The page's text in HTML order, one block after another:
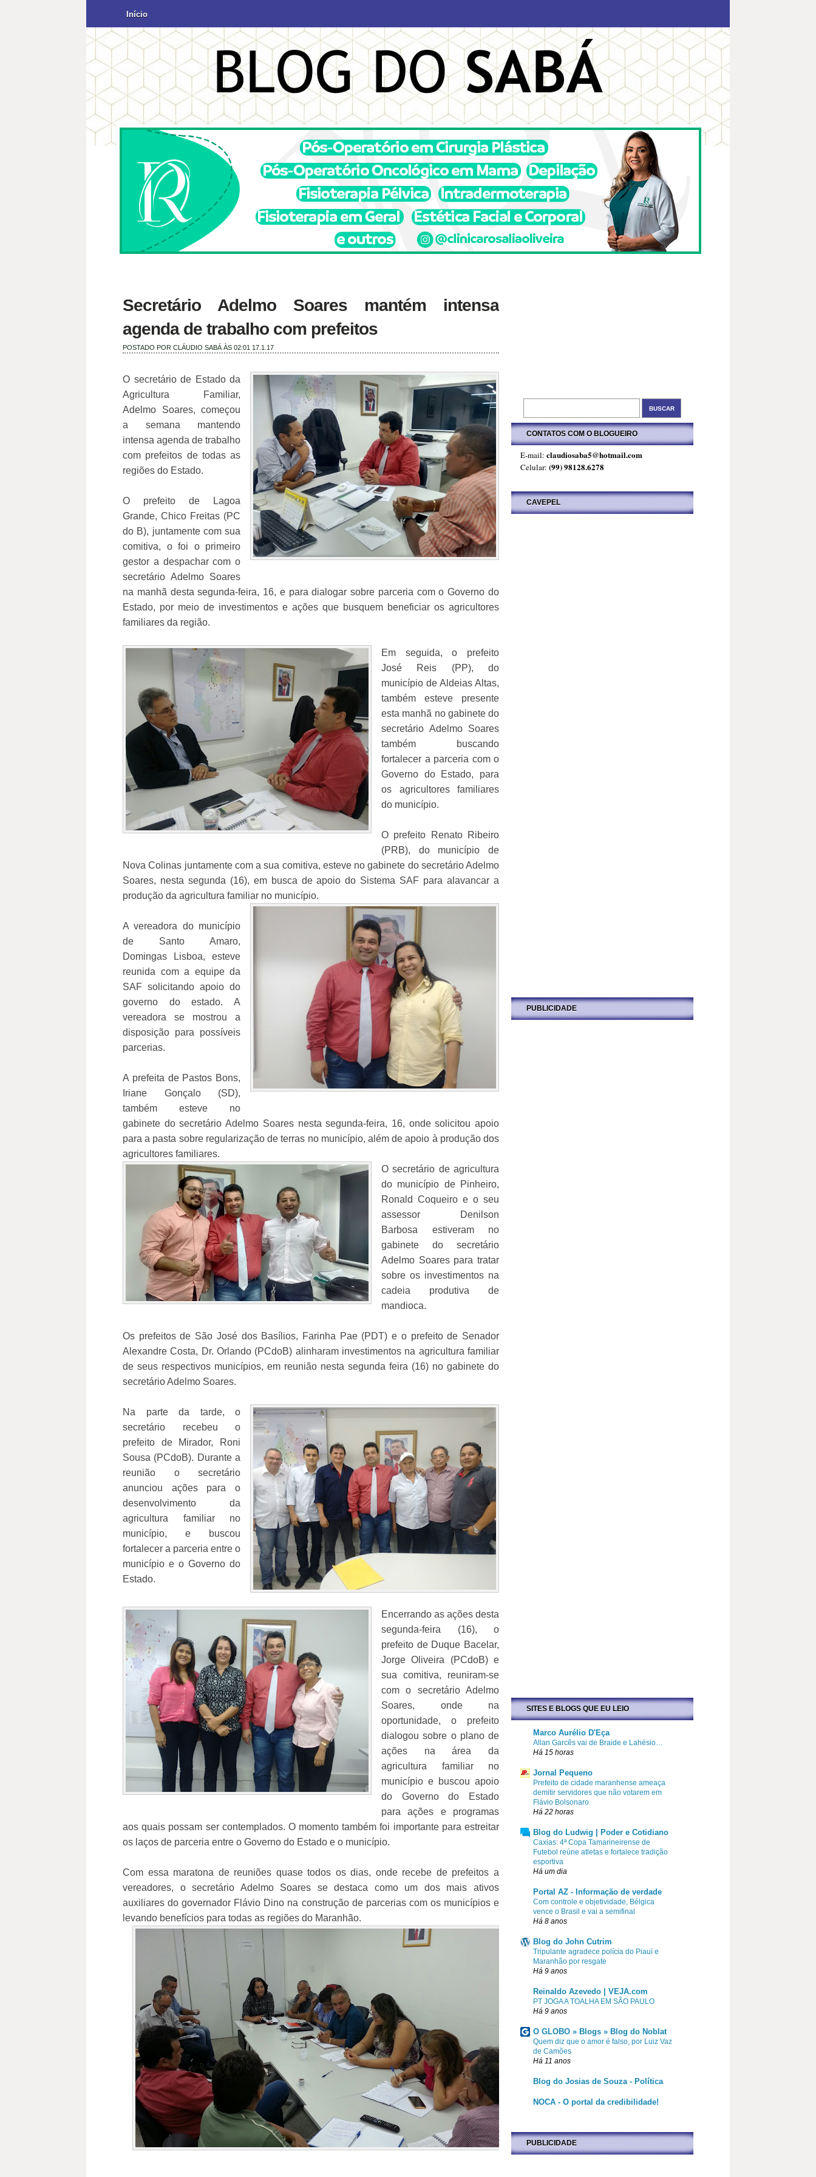
Início
Secretário Adelmo Soares mantém intensa
agenda de trabalho com prefeitos
POSTADO POR CLÁUDIO SABÁ ÀS 02:01 17.1.17
O secretário de Estado da
Agricultura Familiar,
Adelmo Soares, começou
a semana mantendo
intensa agenda de trabalho
com prefeitos de todas as
regiões do Estado.
O prefeito de Lagoa
Grande, Chico Freitas (PC
do B), juntamente com sua
comitiva, o foi o primeiro
gestor a despachar com o
secretário Adelmo Soares
na manhã desta segunda-feira, 16, e para dialogar sobre parceria com o Governo do
Estado, por meio de investimentos e ações que busquem beneficiar os agricultores
familiares da região.
Em seguida, o prefeito
José Reis (PP), do
município de Aldeias Altas,
também esteve presente
esta manhã no gabinete do
secretário Adelmo Soares
também buscando
fortalecer a parceria com o
Governo do Estado, para
os agricultores familiares
do município.
O prefeito Renato Ribeiro
(PRB), do município de
Nova Colinas juntamente com a sua comitiva, esteve no gabinete do secretário Adelmo
Soares, nesta segunda (16), em busca de apoio do Sistema SAF para alavancar a
produção da agricultura familiar no município.
A vereadora do município
de Santo Amaro,
Domingas Lisboa, esteve
reunida com a equipe da
SAF solicitando apoio do
governo do estado. A
vereadora se mostrou a
disposição para possíveis
parcerias.
A prefeita de Pastos Bons,
Iriane Gonçalo (SD),
também esteve no
gabinete do secretário Adelmo Soares nesta segunda-feira, 16, onde solicitou apoio
para a pasta sobre regularização de terras no município, além de apoio à produção dos
agricultores familiares.
O secretário de agricultura
do município de Pinheiro,
Ronald Coqueiro e o seu
assessor Denilson
Barbosa estiveram no
gabinete do secretário
Adelmo Soares para tratar
sobre os investimentos na
cadeia produtiva de
mandioca.
Os prefeitos de São José dos Basílios, Farinha Pae (PDT) e o prefeito de Senador
Alexandre Costa, Dr. Orlando (PCdoB) alinharam investimentos na agricultura familiar
de seus respectivos municípios, em reunião nesta segunda feira (16) no gabinete do
secretário Adelmo Soares.
Na parte da tarde, o
secretário recebeu o
prefeito de Mirador, Roni
Sousa (PCdoB). Durante a
reunião o secretário
anunciou ações para o
desenvolvimento da
agricultura familiar no
município, e buscou
fortalecer a parceria entre o
município e o Governo do
Estado.
Encerrando as ações desta
segunda-feira (16), o
prefeito de Duque Bacelar,
Jorge Oliveira (PCdoB) e
sua comitiva, reuniram-se
com o secretário Adelmo
Soares, onde na
oportunidade, o prefeito
dialogou sobre o plano de
ações na área da
agricultura familiar no
município e buscou apoio
do Governo do Estado
para ações e programas
aos quais possam ser contemplados. O momento também foi importante para estreitar
os laços de parceria entre o Governo do Estado e o município.
Com essa maratona de reuniões quase todos os dias, onde recebe de prefeitos a
vereadores, o secretário Adelmo Soares se destaca como um dos mais ativos
auxiliares do governador Flávio Dino na construção de parcerias com os municípios e
levando benefícios para todas as regiões do Maranhão.
CONTATOS COM O BLOGUEIRO
E-mail: claudiosaba5@hotmail.com
Celular: (99) 98128.6278
CAVEPEL
PUBLICIDADE
SITES E BLOGS QUE EU LEIO
Marco Aurélio D'Eça
Allan Garcês vai de Braide e Lahésio…
Há 15 horas
Jornal Pequeno
Prefeito de cidade maranhense ameaça
demitir servidores que não votarem em
Flávio Bolsonaro
Há 22 horas
Blog do Ludwig | Poder e Cotidiano
Caxias: 4ª Copa Tamarineirense de
Futebol reúne atletas e fortalece tradição
esportiva
Há um dia
Portal AZ - Informação de verdade
Com controle e objetividade, Bélgica
vence o Brasil e vai a semifinal
Há 8 anos
Blog do John Cutrim
Tripulante agradece polícia do Piauí e
Maranhão por resgate
Há 9 anos
Reinaldo Azevedo | VEJA.com
PT JOGA A TOALHA EM SÃO PAULO
Há 9 anos
O GLOBO » Blogs » Blog do Noblat
Quem diz que o amor é falso, por Luiz Vaz
de Camões
Há 11 anos
Blog do Josias de Souza - Política
NOCA - O portal da credibilidade!
PUBLICIDADE